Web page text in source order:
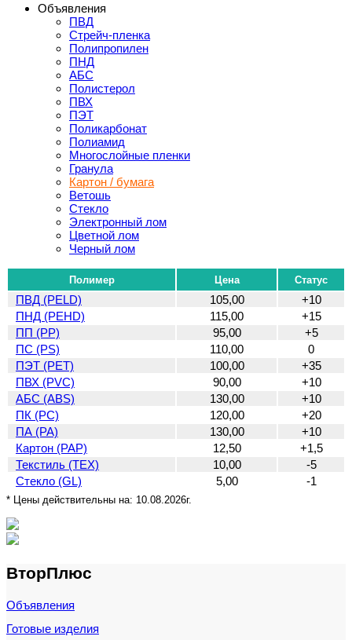
Объявления
ПВД
Стрейч-пленка
Полипропилен
ПНД
АБС
Полистерол
ПВХ
ПЭТ
Поликарбонат
Полиамид
Многослойные пленки
Гранула
Картон / бумага
Ветошь
Стекло
Электронный лом
Цветной лом
Черный лом
Полимер Цена Статус
ПВД (PELD) 105,00
+10
ПНД (PEHD)
115,00
+15
ПП (PP)
95,00
+5
ПС (PS)
110,00
0
ПЭТ (PET)
100,00
+35
ПВХ (PVC)
90,00
+10
АБС (ABS)
130,00
+10
ПК (PC)
120,00
+20
ПА (PA)
130,00
+10
Картон (PAP)
12,50
+1,5
Текстиль (TEX)
10,00
-5
Стекло (GL)
5,00 -1
* Цены действительны на: 10.08.2026г.
ВторПлюс
Объявления
Готовые изделия